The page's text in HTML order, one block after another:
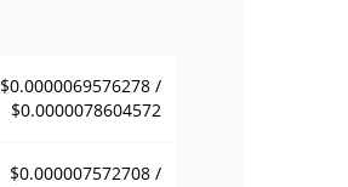
$0.0000069576278 /
$0.0000078604572
$0.000007572708 /